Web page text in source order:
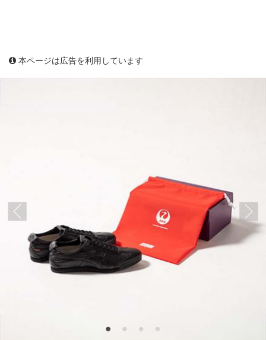
本ページは広告を利用しています